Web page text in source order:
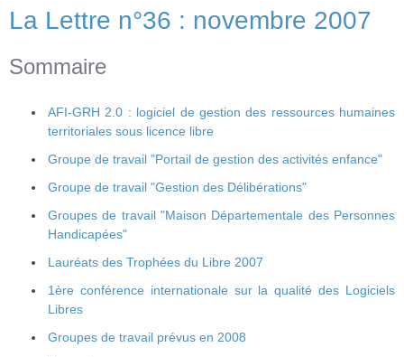
La Lettre n°36 : novembre 2007
Sommaire
AFI-GRH 2.0 : logiciel de gestion des ressources humaines
territoriales sous licence libre
Groupe de travail "Portail de gestion des activités enfance"
Groupe de travail "Gestion des Délibérations"
Groupes de travail "Maison Départementale des Personnes
Handicapées"
Lauréats des Trophées du Libre 2007
1ère conférence internationale sur la qualité des Logiciels
Libres
Groupes de travail prévus en 2008